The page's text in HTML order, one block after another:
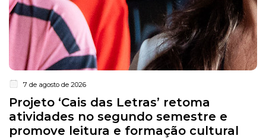
7 de agosto de 2026
Projeto ‘Cais das Letras’ retoma
atividades no segundo semestre e
promove leitura e formação cultural